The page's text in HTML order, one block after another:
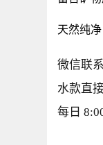
天然纯
微信联
水款直
每日